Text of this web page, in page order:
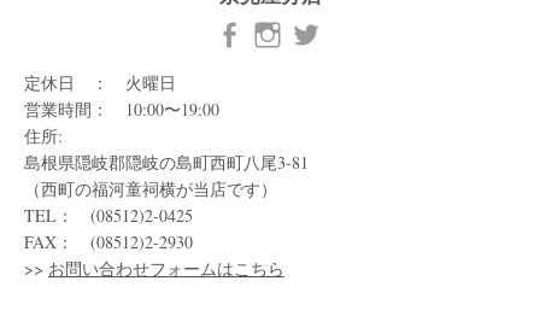
定休日 ： 火曜日
営業時間： 10:00〜19:00
住所:
島根県隠岐郡隠岐の島町西町八尾3-81
（西町の福河童祠横が当店です）
TEL： (08512)2-0425
FAX： (08512)2-2930
>> お問い合わせフォームはこちら